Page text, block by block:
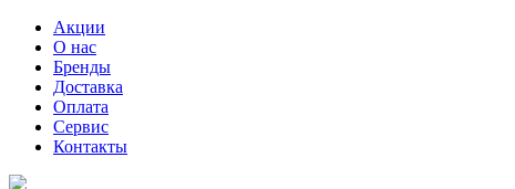
Акции
О нас
Бренды
Доставка
Оплата
Сервис
Контакты